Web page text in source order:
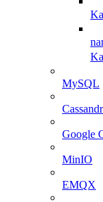
MySQL
Google
MinIO
EMQX